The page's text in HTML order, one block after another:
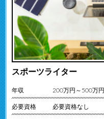
スポーツライター
年収 200万円～500万円
必要資格 必要資格なし